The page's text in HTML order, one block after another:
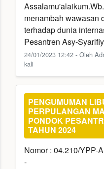
menambah wawasan
terhadap dunia
Pesantren Asy-
24/01/2023 12:42 - Oleh
kali
PENGUMUMAN
PERPULANGAN
PONDOK
TAHUN 2024
Nomor : 04.210/YPP-
-